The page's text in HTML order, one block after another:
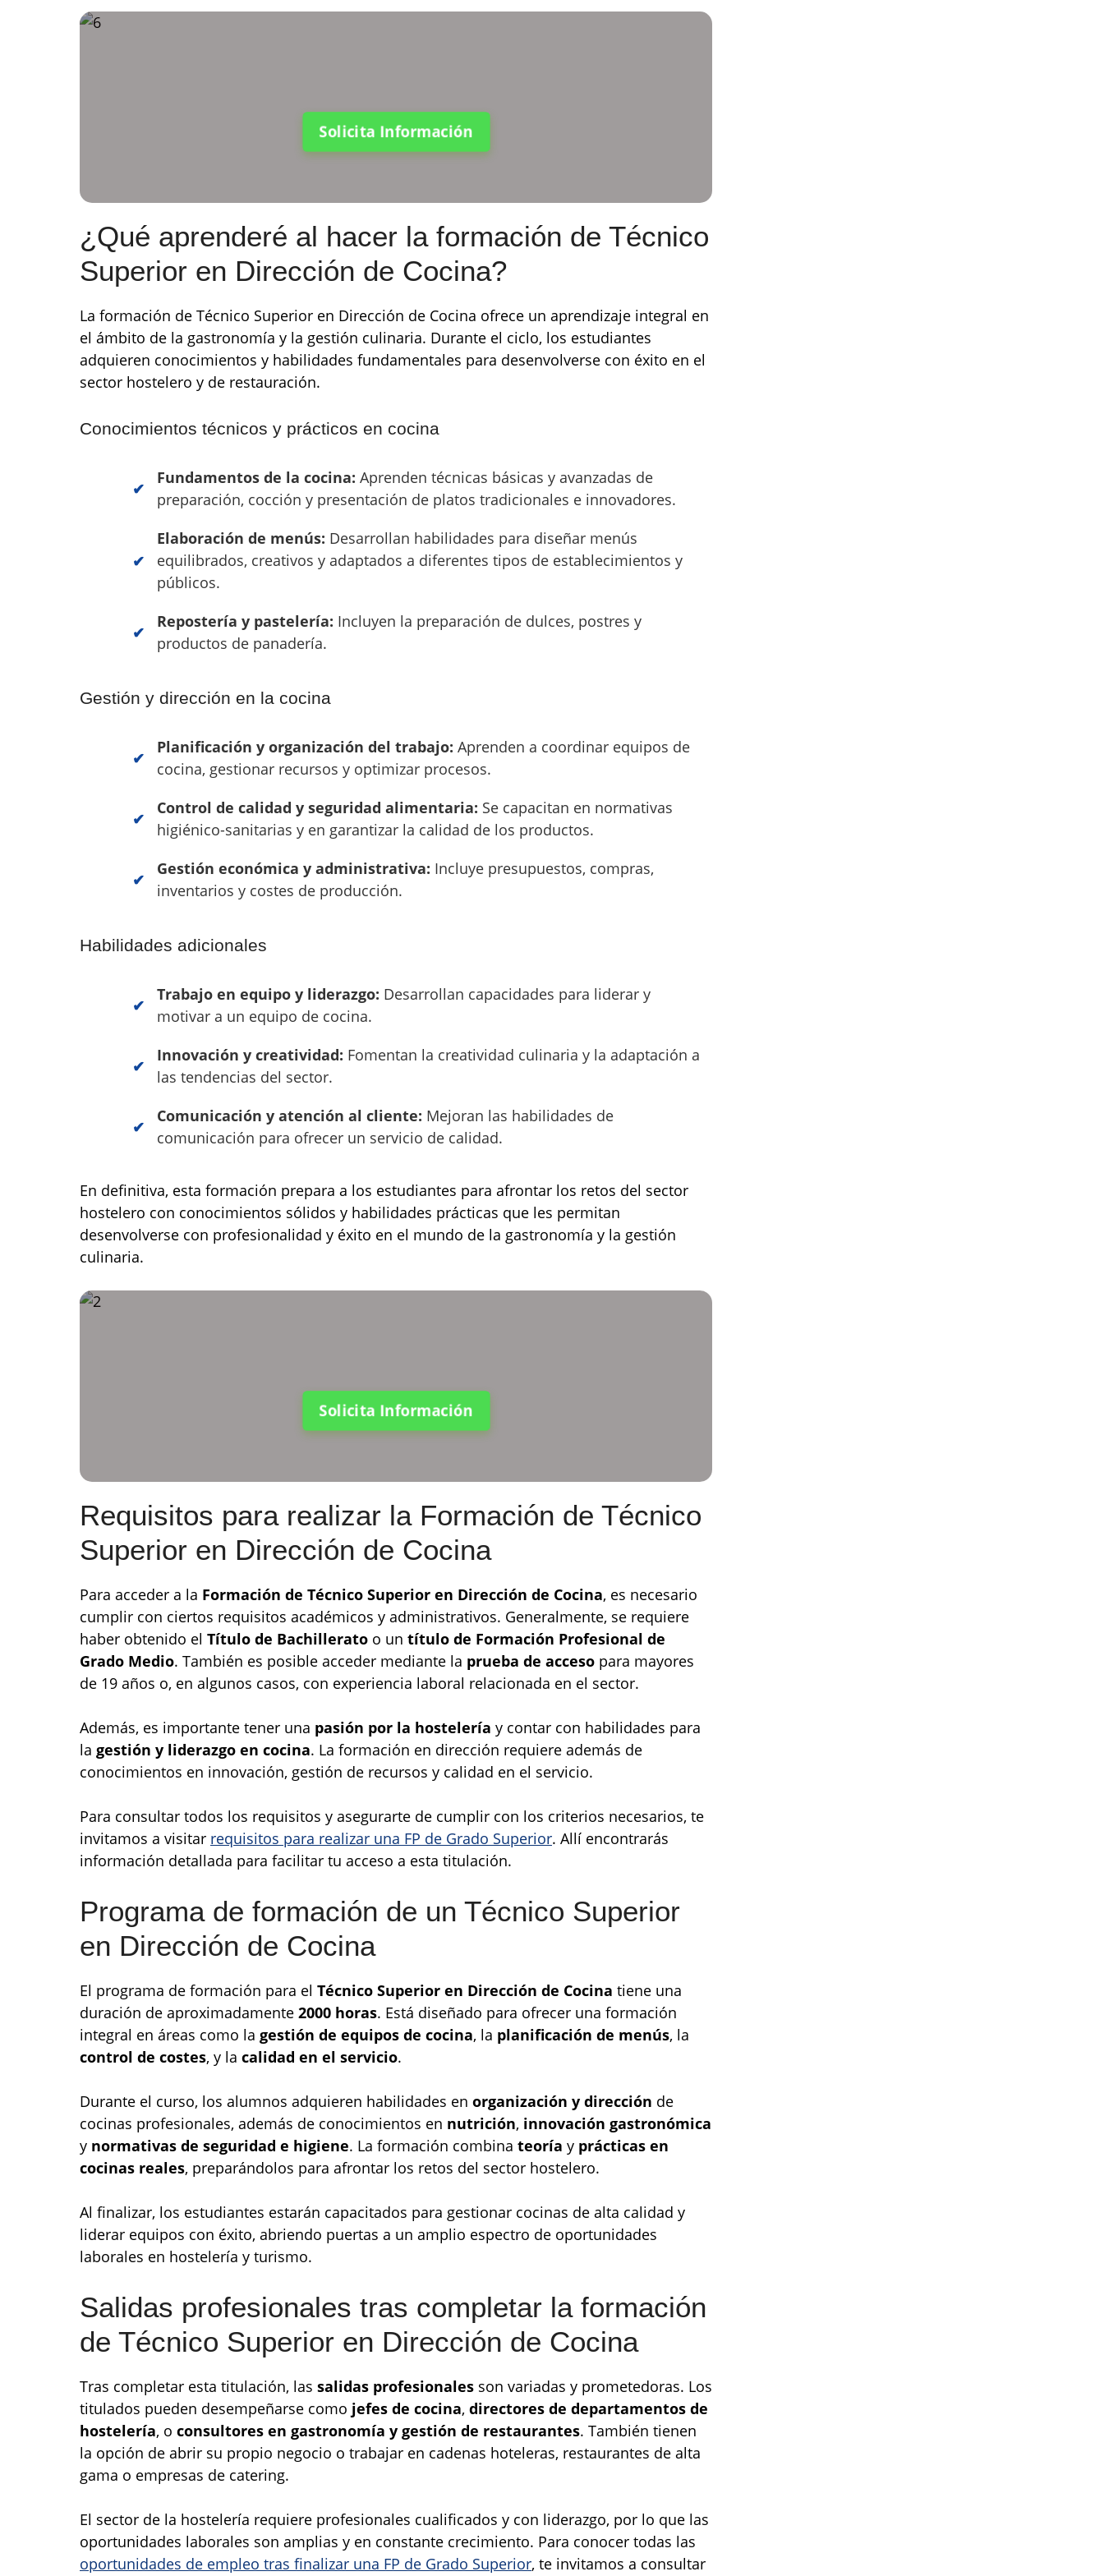
Solicita Información
¿Qué aprenderé al hacer la formación de Técnico
Superior en Dirección de Cocina?
La formación de Técnico Superior en Dirección de Cocina ofrece un aprendizaje integral en
el ámbito de la gastronomía y la gestión culinaria. Durante el ciclo, los estudiantes
adquieren conocimientos y habilidades fundamentales para desenvolverse con éxito en el
sector hostelero y de restauración.
Conocimientos técnicos y prácticos en cocina
Fundamentos de la cocina: Aprenden técnicas básicas y avanzadas de
preparación, cocción y presentación de platos tradicionales e innovadores.
Elaboración de menús: Desarrollan habilidades para diseñar menús
equilibrados, creativos y adaptados a diferentes tipos de establecimientos y
públicos.
Repostería y pastelería: Incluyen la preparación de dulces, postres y
productos de panadería.
Gestión y dirección en la cocina
Planificación y organización del trabajo: Aprenden a coordinar equipos de
cocina, gestionar recursos y optimizar procesos.
Control de calidad y seguridad alimentaria: Se capacitan en normativas
higiénico-sanitarias y en garantizar la calidad de los productos.
Gestión económica y administrativa: Incluye presupuestos, compras,
inventarios y costes de producción.
Habilidades adicionales
Trabajo en equipo y liderazgo: Desarrollan capacidades para liderar y
motivar a un equipo de cocina.
Innovación y creatividad: Fomentan la creatividad culinaria y la adaptación a
las tendencias del sector.
Comunicación y atención al cliente: Mejoran las habilidades de
comunicación para ofrecer un servicio de calidad.
En definitiva, esta formación prepara a los estudiantes para afrontar los retos del sector
hostelero con conocimientos sólidos y habilidades prácticas que les permitan
desenvolverse con profesionalidad y éxito en el mundo de la gastronomía y la gestión
culinaria.
Solicita Información
Requisitos para realizar la Formación de Técnico
Superior en Dirección de Cocina
Para acceder a la Formación de Técnico Superior en Dirección de Cocina, es necesario
cumplir con ciertos requisitos académicos y administrativos. Generalmente, se requiere
haber obtenido el Título de Bachillerato o un título de Formación Profesional de
Grado Medio. También es posible acceder mediante la prueba de acceso para mayores
de 19 años o, en algunos casos, con experiencia laboral relacionada en el sector.
Además, es importante tener una pasión por la hostelería y contar con habilidades para
la gestión y liderazgo en cocina. La formación en dirección requiere además de
conocimientos en innovación, gestión de recursos y calidad en el servicio.
Para consultar todos los requisitos y asegurarte de cumplir con los criterios necesarios, te
invitamos a visitar requisitos para realizar una FP de Grado Superior. Allí encontrarás
información detallada para facilitar tu acceso a esta titulación.
Programa de formación de un Técnico Superior
en Dirección de Cocina
El programa de formación para el Técnico Superior en Dirección de Cocina tiene una
duración de aproximadamente 2000 horas. Está diseñado para ofrecer una formación
integral en áreas como la gestión de equipos de cocina, la planificación de menús, la
control de costes, y la calidad en el servicio.
Durante el curso, los alumnos adquieren habilidades en organización y dirección de
cocinas profesionales, además de conocimientos en nutrición, innovación gastronómica
y normativas de seguridad e higiene. La formación combina teoría y prácticas en
cocinas reales, preparándolos para afrontar los retos del sector hostelero.
Al finalizar, los estudiantes estarán capacitados para gestionar cocinas de alta calidad y
liderar equipos con éxito, abriendo puertas a un amplio espectro de oportunidades
laborales en hostelería y turismo.
Salidas profesionales tras completar la formación
de Técnico Superior en Dirección de Cocina
Tras completar esta titulación, las salidas profesionales son variadas y prometedoras. Los
titulados pueden desempeñarse como jefes de cocina, directores de departamentos de
hostelería, o consultores en gastronomía y gestión de restaurantes. También tienen
la opción de abrir su propio negocio o trabajar en cadenas hoteleras, restaurantes de alta
gama o empresas de catering.
El sector de la hostelería requiere profesionales cualificados y con liderazgo, por lo que las
oportunidades laborales son amplias y en constante crecimiento. Para conocer todas las
oportunidades de empleo tras finalizar una FP de Grado Superior, te invitamos a consultar